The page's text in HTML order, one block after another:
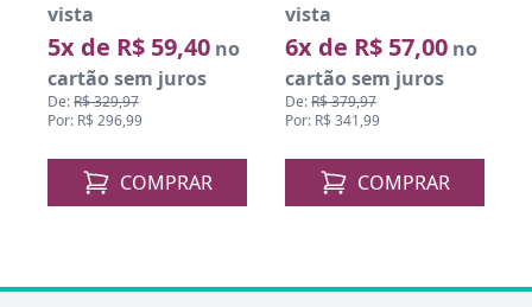
vista
5x de R$ 59,40 no
cartão sem juros
De:R$ 329,97
Por: R$ 296,99
COMPRAR
vista
6x de R$ 57,00 no
cartão sem juros
De:R$ 379,97
Por: R$ 341,99
COMPRAR